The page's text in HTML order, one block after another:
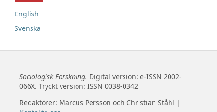
English
Svenska
Sociologisk Forskning. Digital version: e-ISSN 2002-
066X. Tryckt version: ISSN 0038-0342
Redaktörer: Marcus Persson och Christian Ståhl |